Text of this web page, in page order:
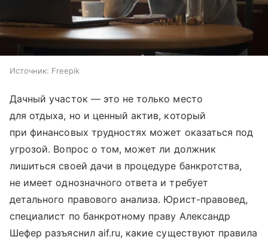
Источник: Freepik
Дачный участок — это не только место
для отдыха, но и ценный актив, который
при финансовых трудностях может оказаться под
угрозой. Вопрос о том, может ли должник
лишиться своей дачи в процедуре банкротства,
не имеет однозначного ответа и требует
детального правового анализа. Юрист-правовед,
специалист по банкротному праву Александр
Шефер разъяснил aif.ru, какие существуют правила